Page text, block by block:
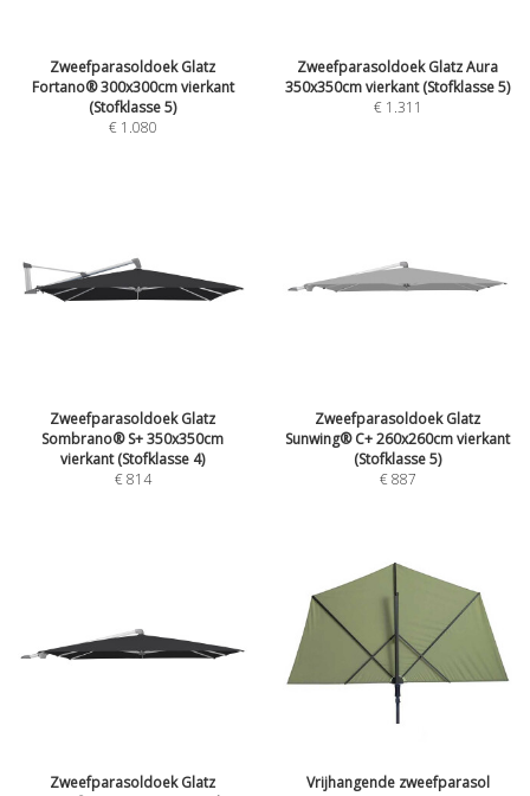
Zweefparasoldoek Glatz
Fortano® 300x300cm vierkant
(Stofklasse 5)
€ 1.080
Zweefparasoldoek Glatz Aura
350x350cm vierkant (Stofklasse 5)
€ 1.311
Zweefparasoldoek Glatz
Sombrano® S+ 350x350cm
vierkant (Stofklasse 4)
€814
Zweefparasoldoek Glatz
Sunwing® C+ 260x260cm vierkant
(Stofklasse 5)
€887
Zweefparasoldoek Glatz
Vrijhangende zweefparasol